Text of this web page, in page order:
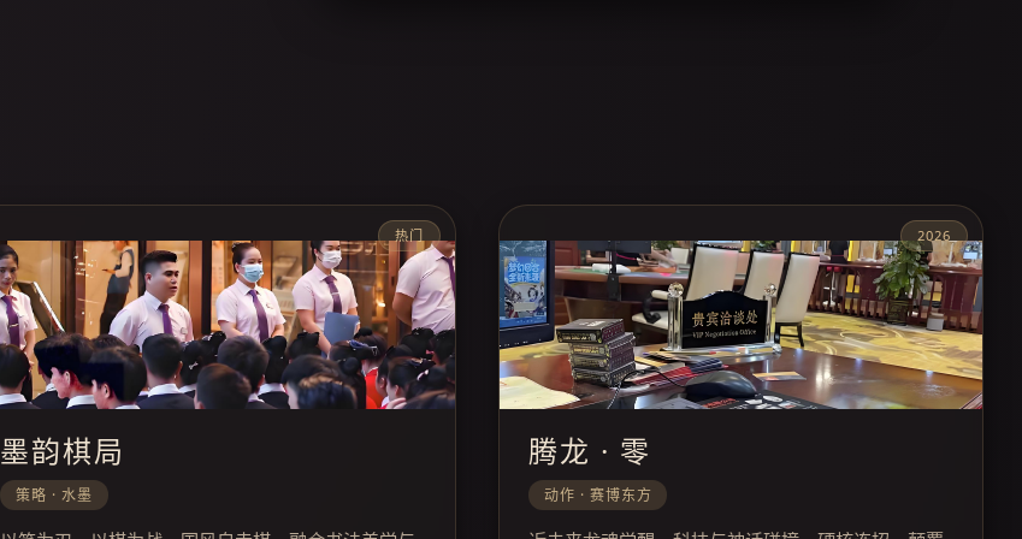
热门
墨韵棋局
策略 · 水墨
2026
腾龙 · 零
动作 · 赛博东方